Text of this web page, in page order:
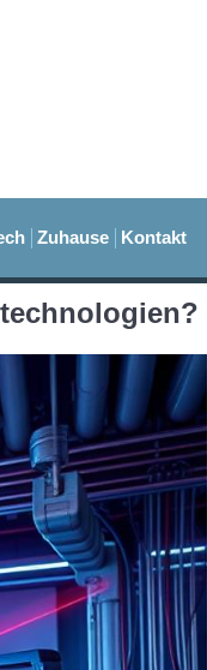
Zuhause Kontakt